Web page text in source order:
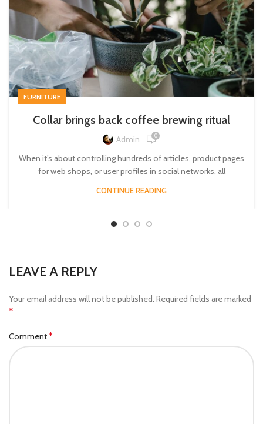
FURNITURE
Collar brings back coffee brewing ritual
Admin 0
When it’s about controlling hundreds of articles, product pages
for web shops, or user profiles in social networks, all
CONTINUE READING
LEAVE A REPLY
Your email address will not be published. Required fields are marked
*
Comment*